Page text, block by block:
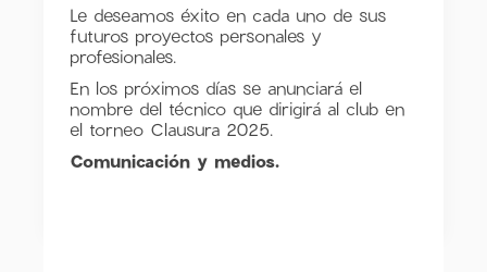
Le deseamos éxito en cada uno de sus
futuros proyectos personales y
profesionales.
En los próximos días se anunciará el
nombre del técnico que dirigirá al club en
el torneo Clausura 2025.
Comunicación y medios.